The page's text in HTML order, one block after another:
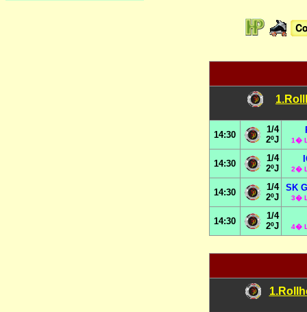
14:30
1/4
2ºJ
1�
14:30
1/4
2ºJ
2�
14:30
1/4
2ºJ
SK
3�
14:30
1/4
2ºJ
4�